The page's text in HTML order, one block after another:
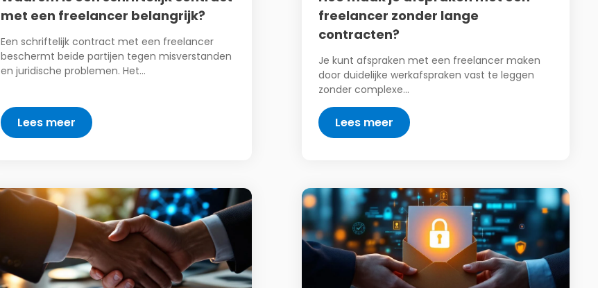
met een freelancer belangrijk?
Een schriftelijk contract met een freelancer
beschermt beide partijen tegen misverstanden
en juridische problemen. Het…
Lees meer
freelancer zonder lange
contracten?
Je kunt afspraken met een freelancer maken
door duidelijke werkafspraken vast te leggen
zonder complexe…
Lees meer